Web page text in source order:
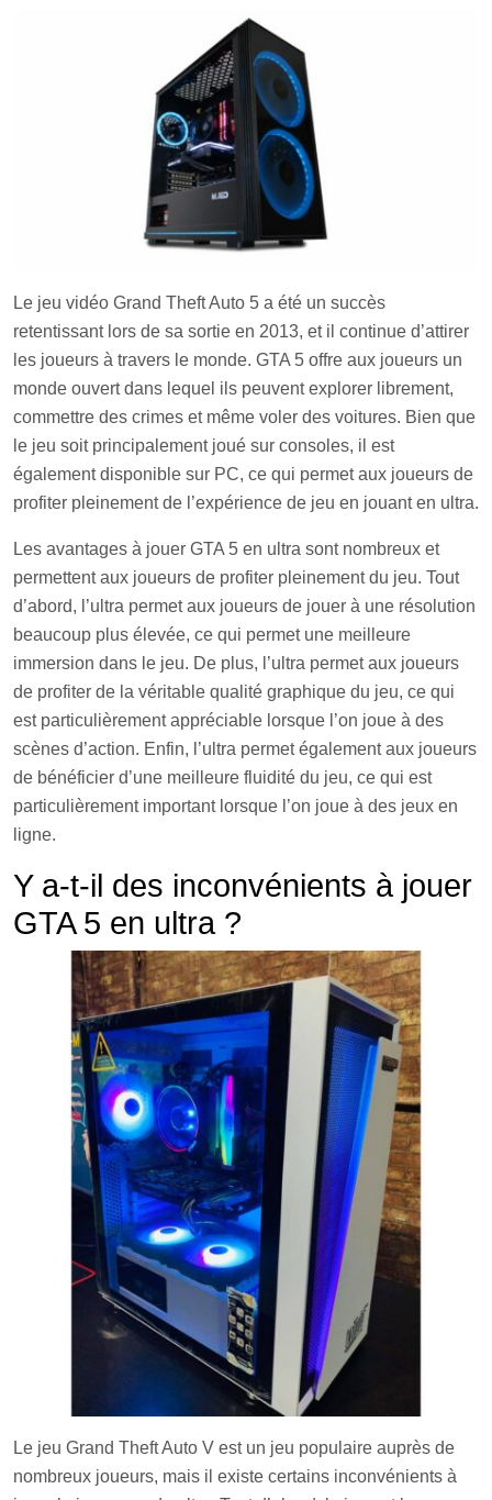
Le jeu vidéo Grand Theft Auto 5 a été un succès
retentissant lors de sa sortie en 2013, et il continue d’attirer
les joueurs à travers le monde. GTA 5 offre aux joueurs un
monde ouvert dans lequel ils peuvent explorer librement,
commettre des crimes et même voler des voitures. Bien que
le jeu soit principalement joué sur consoles, il est
également disponible sur PC, ce qui permet aux joueurs de
profiter pleinement de l’expérience de jeu en jouant en ultra.
Les avantages à jouer GTA 5 en ultra sont nombreux et
permettent aux joueurs de profiter pleinement du jeu. Tout
d’abord, l’ultra permet aux joueurs de jouer à une résolution
beaucoup plus élevée, ce qui permet une meilleure
immersion dans le jeu. De plus, l’ultra permet aux joueurs
de profiter de la véritable qualité graphique du jeu, ce qui
est particulièrement appréciable lorsque l’on joue à des
scènes d’action. Enfin, l’ultra permet également aux joueurs
de bénéficier d’une meilleure fluidité du jeu, ce qui est
particulièrement important lorsque l’on joue à des jeux en
ligne.
Y a-t-il des inconvénients à jouer
GTA 5 en ultra ?
Le jeu Grand Theft Auto V est un jeu populaire auprès de
nombreux joueurs, mais il existe certains inconvénients à